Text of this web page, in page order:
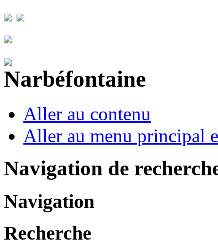
Aller au contenu
Aller au menu principal
Navigation de
Navigation
Recherche